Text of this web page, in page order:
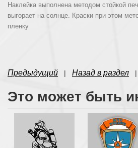
Наклейка выполнена методом стойкой
выгорает на солнце. Краски при этом
пленку
Предыдущий | Назад в раздел
Это может быть